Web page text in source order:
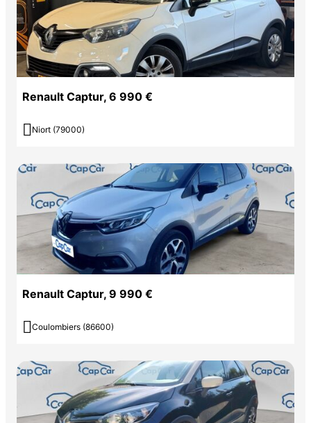
Renault Captur, 6 990 €
 Niort (79000)
Renault Captur, 9 990 €
 Coulombiers (86600)